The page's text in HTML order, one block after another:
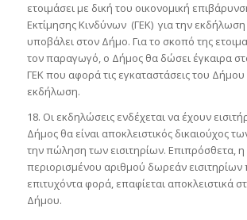
ετοιμάσει με δική του οικονομική
Εκτίμησης Κινδύνων (ΓΕΚ) για την εκδήλωση
υποβάλει στον Δήμο. Για το σκοπό της
τον παραγωγό, ο Δήμος θα δώσει έγκαιρα
ΓΕΚ που αφορά τις εγκαταστάσεις του Δήμου
εκδήλωση.
18. Οι εκδηλώσεις ενδέχεται να έχουν
Δήμος θα είναι αποκλειστικός δικαιούχος
την πώληση των εισιτηρίων. Επιπρόσθετα,
περιορισμένου αριθμού δωρεάν εισιτηρίων
επιτυχόντα φορά, επαφίεται αποκλειστικά
Δήμου.